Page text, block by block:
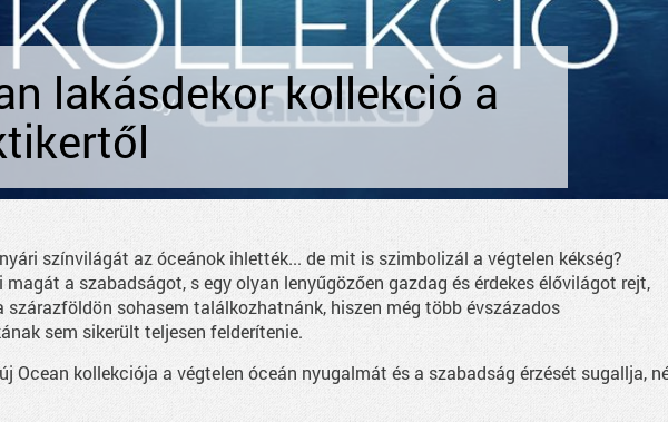
lakásdekor kollekció a
nyári színvilágát az óceánok ihlették... de mit is szimbolizál a végtelen kékség?
a szabadságot, s egy olyan lenyűgözően gazdag és érdekes élővilágot rejt,
szárazföldön sohasem találkozhatnánk, hiszen még több évszázados
sem sikerült teljesen felderítenie.
új Ocean kollekciója a végtelen óceán nyugalmát és a szabadság érzését sugallja,